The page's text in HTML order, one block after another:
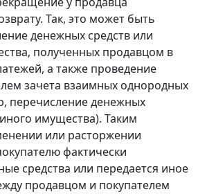
Так, это может быть
денежных средств или
полученных продавцом в
а также проведение
зачета взаимных однородных
перечисление денежных
имущества). Таким
или расторжении
фактически
средства или передается иное
продавцом и покупателем